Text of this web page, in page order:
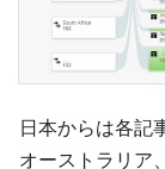
日本からは各記
オーストラリア